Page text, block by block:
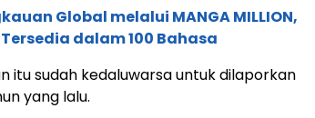
Global melalui MANGA MILLION,
dalam 100 Bahasa
itu sudah kedaluwarsa untuk dilaporkan
yang lalu.